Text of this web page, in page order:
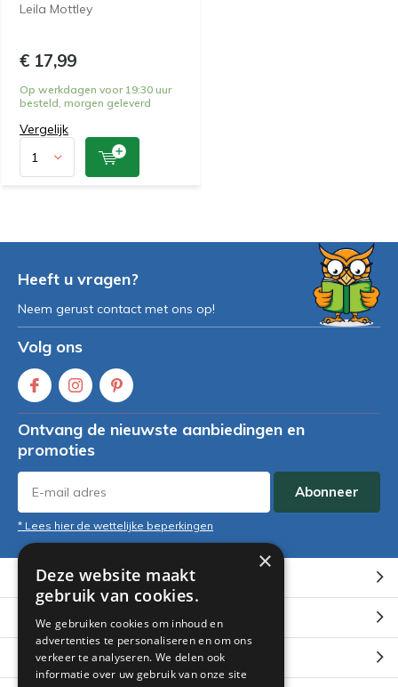
Leila Mottley
€ 17,99
Op werkdagen voor 19:30 uur
besteld, morgen geleverd
Vergelijk
Heeft u vragen?
Neem gerust contact met ons op!
Volg ons
Ontvang de nieuwste aanbiedingen en
promoties
Abonneer
* Lees hier de wettelijke beperkingen
Klantenservice
Mijn account
Categorieën
×
Deze website maakt
gebruik van cookies.
We gebruiken cookies om inhoud en
advertenties te personaliseren en om ons
verkeer te analyseren. We delen ook
informatie over uw gebruik van onze site